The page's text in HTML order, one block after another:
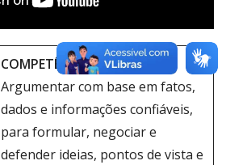
COMPETÊNCIA 7
Argumentar com base em fatos,
dados e informações confiáveis,
para formular, negociar e
defender ideias, pontos de vista e